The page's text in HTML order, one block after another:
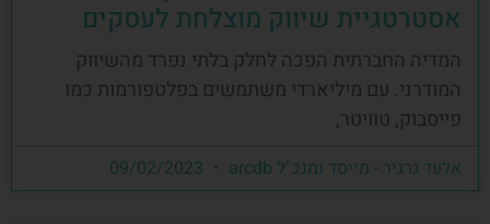
אסטרטגיית שיווק מוצלחת לעסקים
המדיה החברתית הפכה לחלק בלתי נפרד מהשיווק
המודרני. עם מיליארדי משתמשים בפלטפורמות כמו
פייסבוק, טוויטר,
אלעד גרגיר - מייסד ומנכ"ל arcdb